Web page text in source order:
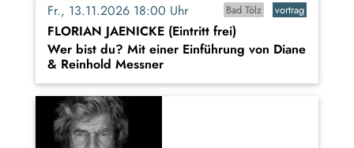
Fr., 13.11.2026 18:00 Uhr Bad Tölz vortrag
FLORIAN JAENICKE (Eintritt frei)
Wer bist du? Mit einer Einführung von Diane
& Reinhold Messner